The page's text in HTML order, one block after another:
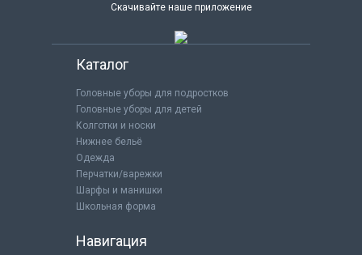
Скачивайте наше приложение
Каталог
Головные уборы для подростков
Головные уборы для детей
Колготки и носки
Нижнее бельё
Одежда
Перчатки/варежки
Шарфы и манишки
Школьная форма
Навигация